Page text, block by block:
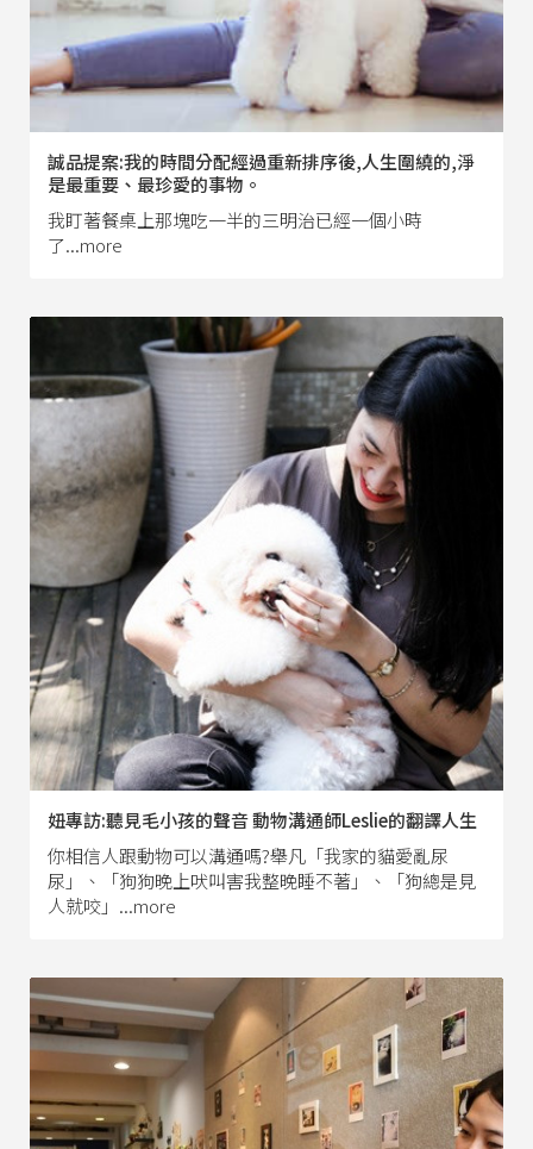
誠品提案:我的時間分配經過重新排序後,人生圍繞的,淨
是最重要、最珍愛的事物。
我盯著餐桌上那塊吃一半的三明治已經一個小時
了...more
妞專訪:聽見毛小孩的聲音 動物溝通師Leslie的翻譯人生
你相信人跟動物可以溝通嗎?舉凡「我家的貓愛亂尿
尿」、「狗狗晚上吠叫害我整晚睡不著」、「狗總是見
人就咬」...more